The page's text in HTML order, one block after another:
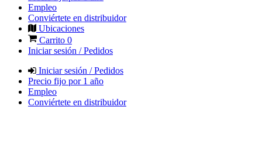
Empleo
Conviértete en distribuidor
Ubicaciones
Carrito 0
Iniciar sesión / Pedidos
Iniciar sesión / Pedidos
Precio fijo por 1 año
Empleo
Conviértete en distribuidor